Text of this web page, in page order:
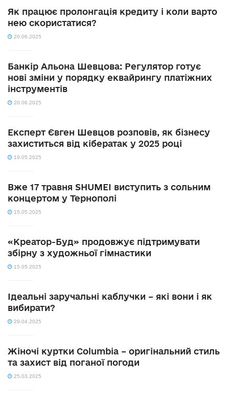
Як працює пролонгація кредиту і коли варто
нею скористатися?
20.06.2025
Банкір Альона Шевцова: Регулятор готує
нові зміни у порядку еквайрингу платіжних
інструментів
20.06.2025
Експерт Євген Шевцов розповів, як бізнесу
захиститься від кібератак у 2025 році
19.05.2025
Вже 17 травня SHUMEI виступить з сольним
концертом у Тернополі
15.05.2025
«Креатор-Буд» продовжує підтримувати
збірну з художньої гімнастики
15.05.2025
Ідеальні заручальні каблучки – які вони і як
вибирати?
29.04.2025
Жіночі куртки Columbia – оригінальний стиль
та захист від поганої погоди
25.03.2025